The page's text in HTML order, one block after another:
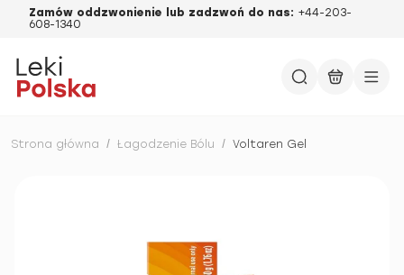
Zamów oddzwonienie lub zadzwoń do nas: +44-203-
608-1340
Strona główna / Łagodzenie Bólu / Voltaren Gel